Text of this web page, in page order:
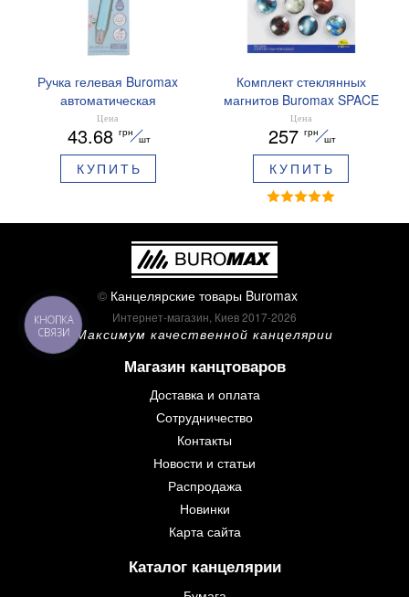
Ручка гелевая Buromax
автоматическая
ARABESKI 0.5 мм
ароматизированный грипп
синие чернила в блистере
BM.8379-02
Цена
43.68 грн
шт
КУПИТЬ
Комплект стеклянных
магнитов Buromax SPACE
12 шт 30 мм BM.0048
Цена
257 грн
шт
КУПИТЬ
© Канцелярские товары Buromax
Интернет-магазин, Киев 2017-2026
Максимум качественной канцелярии
Магазин канцтоваров
Доставка и оплата
Сотрудничество
Контакты
Новости и статьи
Распродажа
Новинки
Карта сайта
Каталог канцелярии
КНОПКА
СВЯЗИ